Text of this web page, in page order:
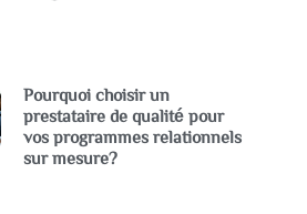
Pourquoi choisir un
prestataire de qualité pour
vos programmes relationnels
sur mesure?